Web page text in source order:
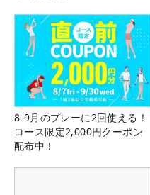
8-9月のプレーに2回使える！
コース限定2,000円クーポン
配布中！